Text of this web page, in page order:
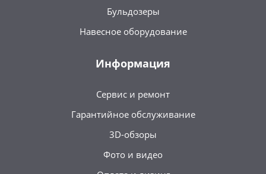
Бульдозеры
Навесное оборудование
Информация
Сервис и ремонт
Гарантийное обслуживание
3D-обзоры
Фото и видео